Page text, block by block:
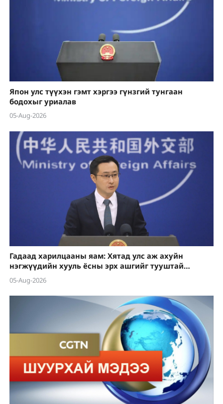
Япон улс түүхэн гэмт хэргээ гүнзгий тунгаан
бодохыг уриалав
05-Aug-2026
Гадаад харилцааны яам: Хятад улс аж ахуйн
нэгжүүдийн хууль ёсны эрх ашгийг тууштай
хамгаална
05-Aug-2026